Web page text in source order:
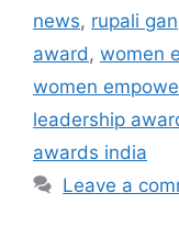
news, rupali
award , women
women
leadership
awards india
Leave a